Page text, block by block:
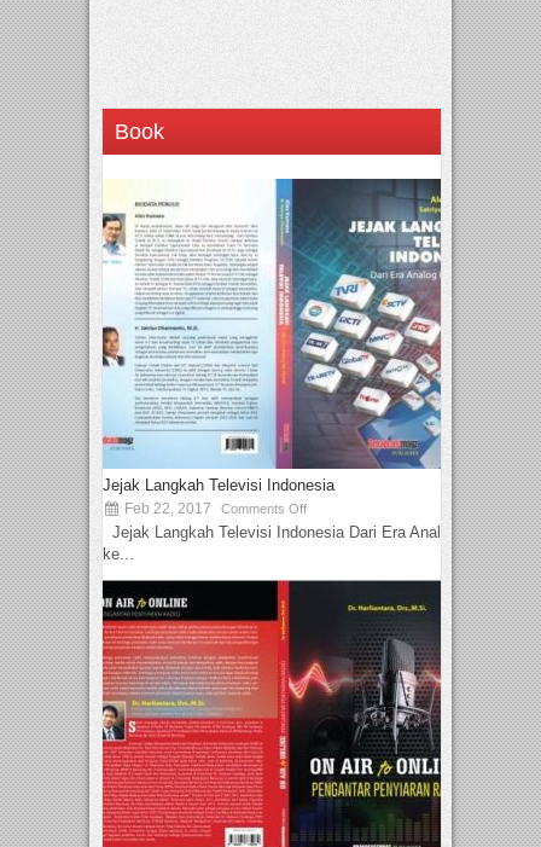
Book
Jejak Langkah Televisi Indonesia
Feb 22, 2017 Comments Off
Jejak Langkah Televisi Indonesia Dari Era Analog
ke...